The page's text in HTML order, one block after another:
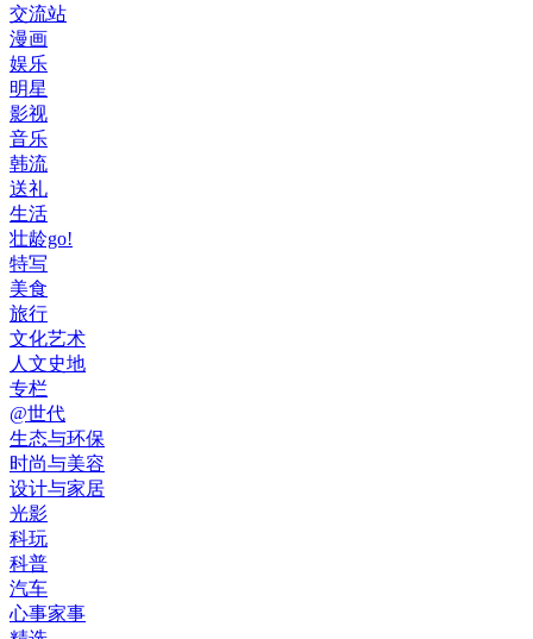
交流站
漫画
娱乐
明星
影视
音乐
韩流
送礼
生活
壮龄go!
特写
美食
旅行
文化艺术
人文史地
专栏
@世代
生态与环保
时尚与美容
设计与家居
光影
科玩
科普
汽车
心事家事